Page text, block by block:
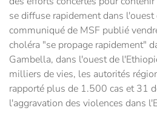
se diffuse rapidement dans
communiqué de MSF publié
choléra "se propage rapidement"
Gambella, dans l'ouest de
milliers de vies, les autorités
rapporté plus de 1.500 cas et 31
l'aggravation des violences dans